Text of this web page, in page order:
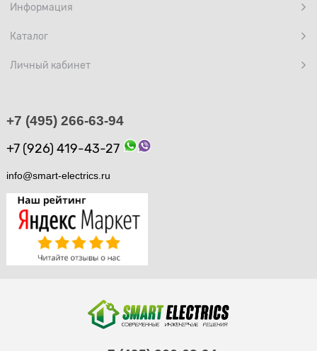
Информация
Каталог
Личный кабинет
+7 (495) 266-63-94
+7 (926) 419-43-27
info@smart-electrics.ru